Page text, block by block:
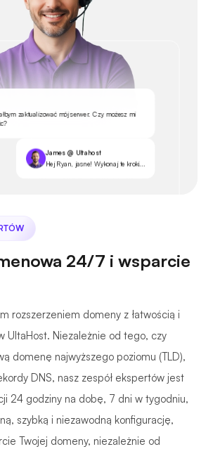
zaktualizować mój serwer. Czy możesz mi
James @ Ultahost
Hej Ryan, jasne! Wykonaj te kroki...
24/7 i wsparcie
rozszerzeniem domeny z łatwością i
UltaHost. Niezależnie od tego, czy
domenę najwyższego poziomu (TLD),
DNS, nasz zespół ekspertów jest
24 godziny na dobę, 7 dni w tygodniu,
szybką i niezawodną konfigurację,
Twojej domeny, niezależnie od